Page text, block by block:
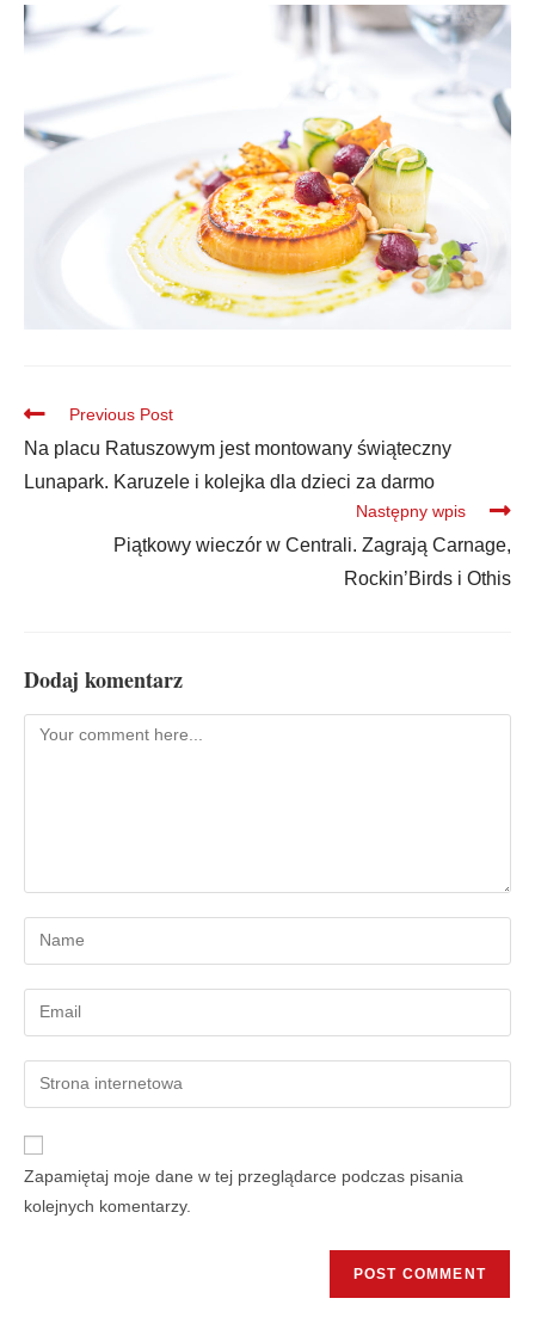
Previous Post
Na placu Ratuszowym jest montowany świąteczny
Lunapark. Karuzele i kolejka dla dzieci za darmo
Następny wpis
Piątkowy wieczór w Centrali. Zagrają Carnage,
Rockin’Birds i Othis
Dodaj komentarz
Zapamiętaj moje dane w tej przeglądarce podczas pisania
kolejnych komentarzy.